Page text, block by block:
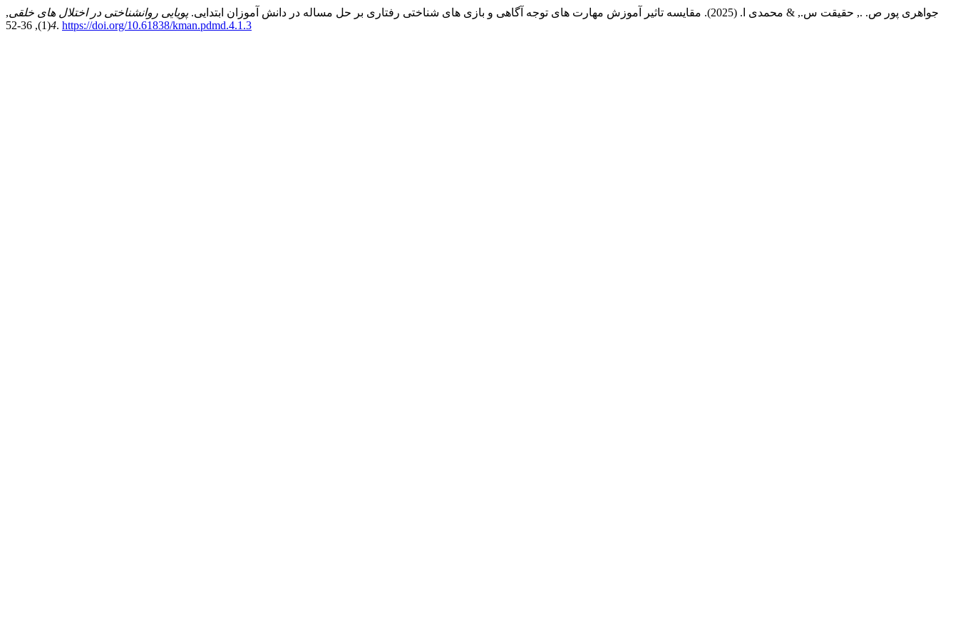
جواهری پور ص. ., حقیقت س., & محمدی ا. (2025). مقایسه تاثیر آموزش مهارت های توجه آگاهی و بازی های شناختی رفتاری بر حل مساله در دانش آموزان ابتدایی. پویایی روانشناختی در اختلال های خلقی,
4(1), 36-52. https://doi.org/10.61838/kman.pdmd.4.1.3